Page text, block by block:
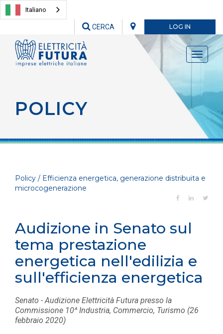
Italiano
LOG IN
CERCA
Toggle
POLICY
Policy / Efficienza energetica, generazione distribuita e
microcogenerazione
Audizione in Senato sul
tema prestazione
energetica nell'edilizia e
sull'efficienza energetica
Senato - Audizione Elettricità Futura presso la
Commissione 10^ Industria, Commercio, Turismo (26
febbraio 2020)